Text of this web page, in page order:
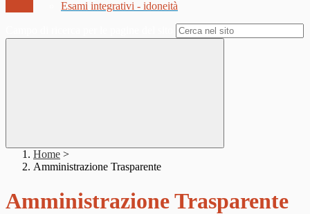
Esami integrativi - idoneità
Home >
Amministrazione Trasparente
Amministrazione Trasparente